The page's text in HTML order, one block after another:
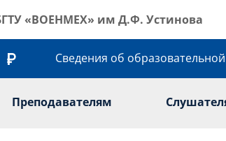
«ВОЕНМЕХ» им Д.Ф. Устинова
Сведения об
Преподавателям